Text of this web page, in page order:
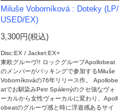
Miluše Voborníková : Doteky (LP/
USED/EX)
3,300円(税込)
Disc:EX / Jacket:EX+
東欧グルーヴ!! ロックグループApollobeat
のメンバーがバッキングで参加するMiluše
Voborníkováの76年リリース作。 Apollobe
atでお馴染みPetr Spálenýのクセ強なヴォ
ーカルから女性ヴォーカルに変わり、Apoll
obeatのグルーヴ感と時に浮遊感あるサイ